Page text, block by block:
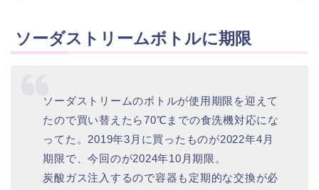
ソーダストリームボトルに期限
ソーダストリームのボトルが使用期限を迎えて
たので買い替えたら70℃までの食洗機対応にな
ってた。2019年3月に買ったものが2022年4月
期限で、今回のが2024年10月期限。
炭酸ガス注入するので容器も定期的な交換が必